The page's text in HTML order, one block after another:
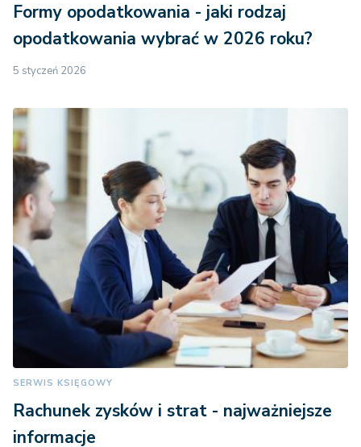
Formy opodatkowania - jaki rodzaj
opodatkowania wybrać w 2026 roku?
5 styczeń 2026
SERWIS KSIĘGOWY
Rachunek zysków i strat - najważniejsze
informacje